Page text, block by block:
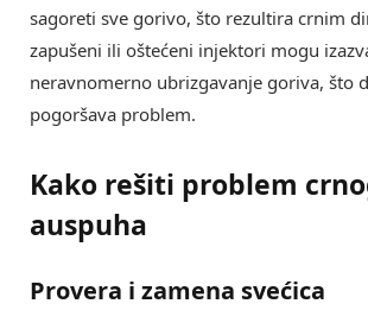
sagoreti sve gorivo, što rezultira crnim
zapušeni ili oštećeni injektori mogu
neravnomerno ubrizgavanje goriva, što
pogoršava problem.
Kako rešiti problem
auspuha
Provera i zamena svećica